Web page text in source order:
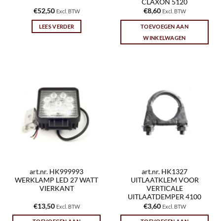
€52,50 Excl. BTW
LEES VERDER
CLAXON 5120
€8,60 Excl. BTW
TOEVOEGEN AAN
WINKELWAGEN
art.nr. HK999993
WERKLAMP LED 27 WATT
VIERKANT
€13,50 Excl. BTW
art.nr. HK1327
UITLAATKLEM VOOR
VERTICALE
UITLAATDEMPER 4100
€3,60 Excl. BTW